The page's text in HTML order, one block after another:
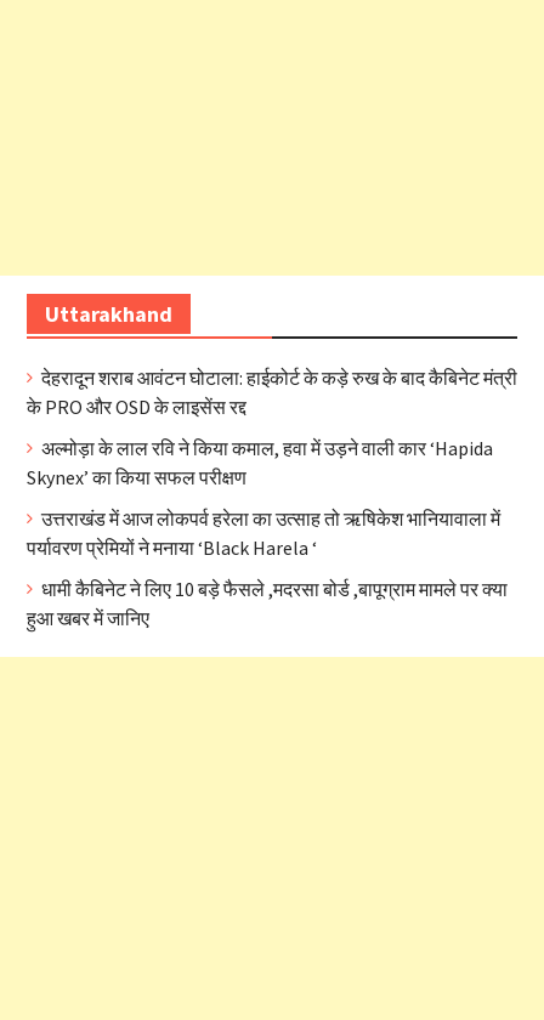
Uttarakhand
देहरादून शराब आवंटन घोटाला: हाईकोर्ट के कड़े रुख के बाद कैबिनेट मंत्री
के PRO और OSD के लाइसेंस रद्द
अल्मोड़ा के लाल रवि ने किया कमाल, हवा में उड़ने वाली कार ‘Hapida
Skynex’ का किया सफल परीक्षण
उत्तराखंड में आज लोकपर्व हरेला का उत्साह तो ऋषिकेश भानियावाला में
पर्यावरण प्रेमियों ने मनाया ‘Black Harela ‘
धामी कैबिनेट ने लिए 10 बड़े फैसले ,मदरसा बोर्ड ,बापूग्राम मामले पर क्या
हुआ खबर में जानिए